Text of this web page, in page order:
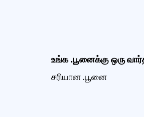
உங்க .பூனைக்கு ஒரு
சரியான .பூனை